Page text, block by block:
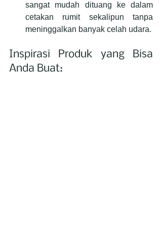
sangat mudah dituang ke dalam
cetakan rumit sekalipun tanpa
meninggalkan banyak celah udara.
Inspirasi Produk yang Bisa
Anda Buat: